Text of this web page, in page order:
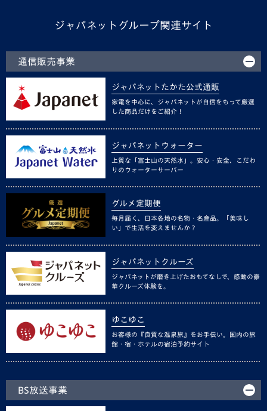
ジャパネットグループ関連サイト
通信販売事業
ジャパネットたかた公式通販
家電を中心に、ジャパネットが自信をもって厳選
した商品だけをご紹介！
ジャパネットウォーター
上質な「富士山の天然水」。安心・安全、こだわ
りのウォーターサーバー
グルメ定期便
毎月届く、日本各地の名物・名産品。「美味し
い」で生活を変えませんか？
ジャパネットクルーズ
ジャパネットが磨き上げたおもてなしで、感動の豪
華クルーズ体験を。
ゆこゆこ
お客様の『良質な温泉旅』をお手伝い。国内の旅
館・宿・ホテルの宿泊予約サイト
BS放送事業